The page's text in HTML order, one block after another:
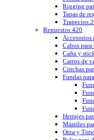
Rigging
Tapas de
Trapecios
Repuestos 420
Accesorios
Cabos para
Caña y
Carros de
Cinchas
Fundas
Herrajes
Mástiles
Orza y